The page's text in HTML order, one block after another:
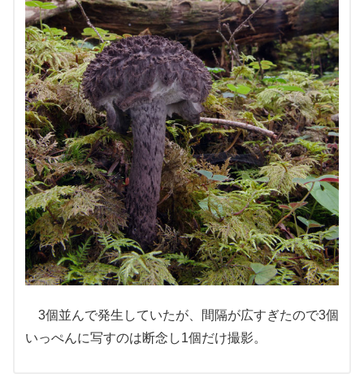
3個並んで発生していたが、間隔が広すぎたので3個
いっぺんに写すのは断念し1個だけ撮影。